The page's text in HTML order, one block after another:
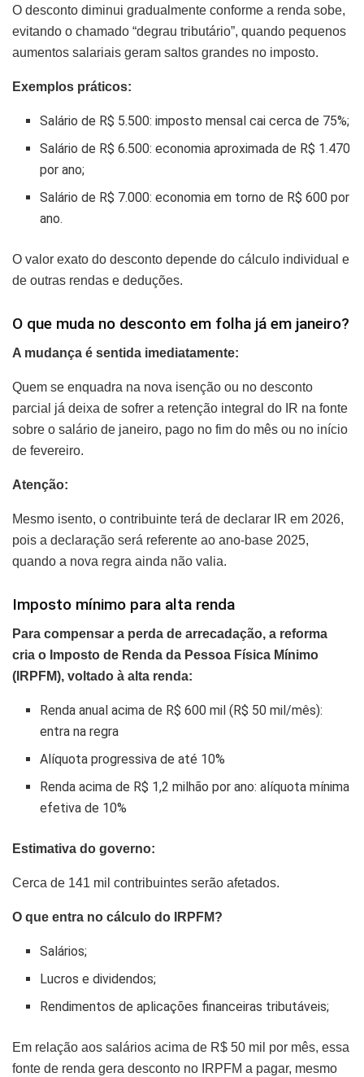
O desconto diminui gradualmente conforme a renda sobe,
evitando o chamado “degrau tributário”, quando pequenos
aumentos salariais geram saltos grandes no imposto.
Exemplos práticos:
Salário de R$ 5.500: imposto mensal cai cerca de 75%;
Salário de R$ 6.500: economia aproximada de R$ 1.470
por ano;
Salário de R$ 7.000: economia em torno de R$ 600 por
ano.
O valor exato do desconto depende do cálculo individual e
de outras rendas e deduções.
O que muda no desconto em folha já em janeiro?
A mudança é sentida imediatamente:
Quem se enquadra na nova isenção ou no desconto
parcial já deixa de sofrer a retenção integral do IR na fonte
sobre o salário de janeiro, pago no fim do mês ou no início
de fevereiro.
Atenção:
Mesmo isento, o contribuinte terá de declarar IR em 2026,
pois a declaração será referente ao ano-base 2025,
quando a nova regra ainda não valia.
Imposto mínimo para alta renda
Para compensar a perda de arrecadação, a reforma
cria o Imposto de Renda da Pessoa Física Mínimo
(IRPFM), voltado à alta renda:
Renda anual acima de R$ 600 mil (R$ 50 mil/mês):
entra na regra
Alíquota progressiva de até 10%
Renda acima de R$ 1,2 milhão por ano: alíquota mínima
efetiva de 10%
Estimativa do governo:
Cerca de 141 mil contribuintes serão afetados.
O que entra no cálculo do IRPFM?
Salários;
Lucros e dividendos;
Rendimentos de aplicações financeiras tributáveis;
Em relação aos salários acima de R$ 50 mil por mês, essa
fonte de renda gera desconto no IRPFM a pagar, mesmo